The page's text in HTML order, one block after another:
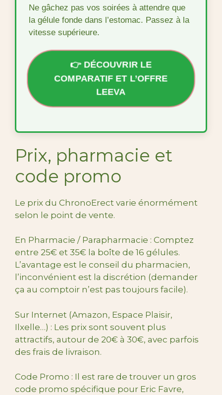
Ne gâchez pas vos soirées à attendre que
la gélule fonde dans l’estomac. Passez à la
vitesse supérieure.
👉 DÉCOUVRIR LE
COMPARATIF ET L’OFFRE
LEEVA
Prix, pharmacie et
code promo
Le prix du ChronoErect varie énormément
selon le point de vente.
En Pharmacie / Parapharmacie : Comptez
entre 25€ et 35€ la boîte de 16 gélules.
L’avantage est le conseil du pharmacien,
l’inconvénient est la discrétion (demander
ça au comptoir n’est pas toujours facile).
Sur Internet (Amazon, Espace Plaisir,
Ilxelle…) : Les prix sont souvent plus
attractifs, autour de 20€ à 30€, avec parfois
des frais de livraison.
Code Promo : Il est rare de trouver un gros
code promo spécifique pour Eric Favre,